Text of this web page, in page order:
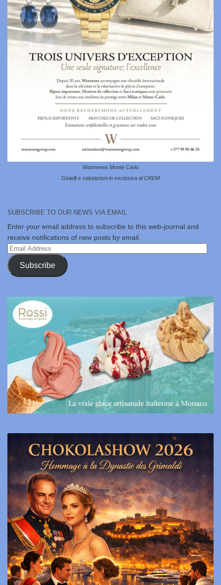
Wannenes Monte Carlo
Gioielli e valutazioni in esclusiva al CREM
SUBSCRIBE TO OUR NEWS VIA EMAIL
Enter your email address to subscribe to this web-journal and
receive notifications of new posts by email.
Email
Address
Subscribe